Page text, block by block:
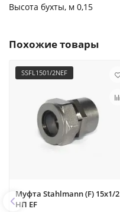
Высота бухты, м 0,15
Похожие товары
SSFL1501/2NEF
Муфта Stahlmann (F) 15х1/2
НП EF